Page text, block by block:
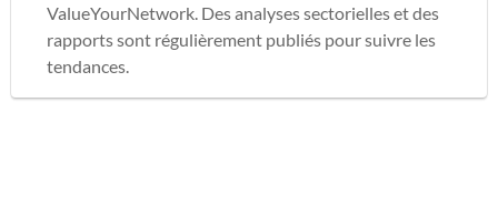
ValueYourNetwork. Des analyses sectorielles et des
rapports sont régulièrement publiés pour suivre les
tendances.